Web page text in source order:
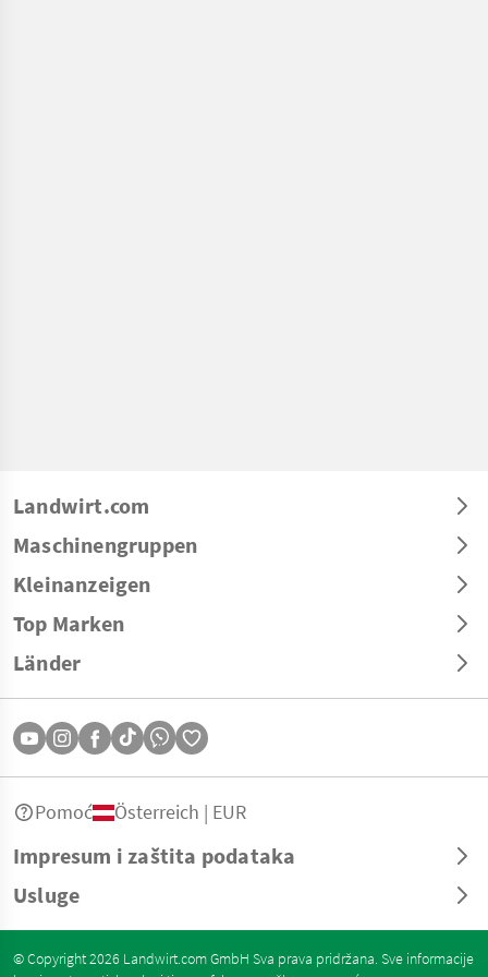
Landwirt.com
Maschinengruppen
Kleinanzeigen
Top Marken
Länder
Impresum i zaštita podataka
Usluge
Pomoć Österreich | EUR
© Copyright 2026 Landwirt.com GmbH Sva prava pridržana. Sve informacije